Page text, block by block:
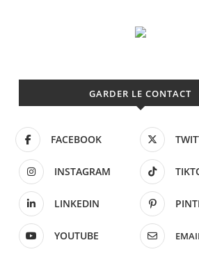
GARDER LE CONTACT
FACEBOOK
INSTAGRAM
LINKEDIN
YOUTUBE